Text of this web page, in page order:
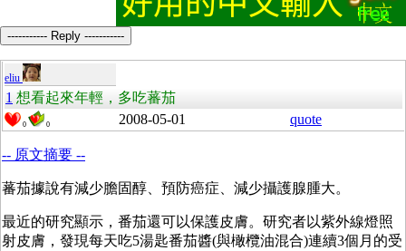
----------- Reply -----------
eliu
1 想看起來年輕，多吃蕃茄
0 0 2008-05-01 quote
-- 原文摘要 --
蕃茄據說有減少膽固醇、預防癌症、減少攝護腺腫大。
最近的研究顯示，番茄還可以保護皮膚。研究者以紫外線燈照
射皮膚，發現每天吃5湯匙番茄醬(與橄欖油混合)連續3個月的受